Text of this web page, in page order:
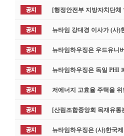
[행정안전부 지방자치단
뉴타임 강대경 이사가 (사)
뉴타임하우징은 우드유니
뉴타임하우징은 독일 PHI
저에너지 고효율 주택을
[산림조합중앙회 목재유
뉴타임하우징은 (사)한국